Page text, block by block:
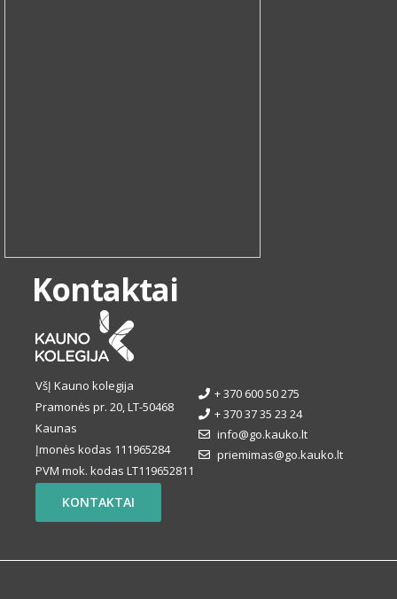
Kontaktai
VšĮ Kauno kolegija
Pramonės pr. 20, LT-50468
Kaunas
Įmonės kodas 111965284
PVM mok. kodas LT119652811
+ 370 600 50 275
+ 370 37 35 23 24
info@go.kauko.lt
priemimas@go.kauko.lt
KONTAKTAI